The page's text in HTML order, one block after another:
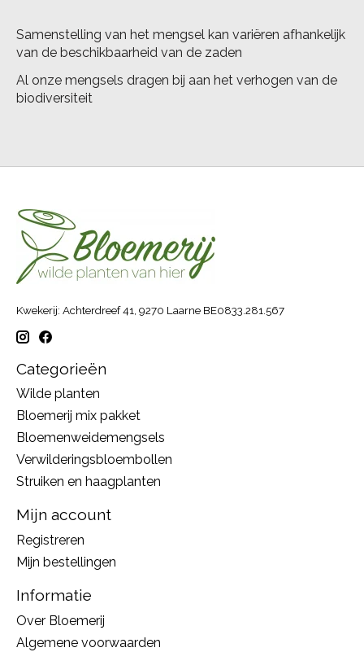
Samenstelling van het mengsel kan variëren afhankelijk
van de beschikbaarheid van de zaden
Al onze mengsels dragen bij aan het verhogen van de
biodiversiteit
Kwekerij: Achterdreef 41, 9270 Laarne BE0833.281.567
Categorieën
Wilde planten
Bloemerij mix pakket
Bloemenweidemengsels
Verwilderingsbloembollen
Struiken en haagplanten
Mijn account
Registreren
Mijn bestellingen
Informatie
Over Bloemerij
Algemene voorwaarden